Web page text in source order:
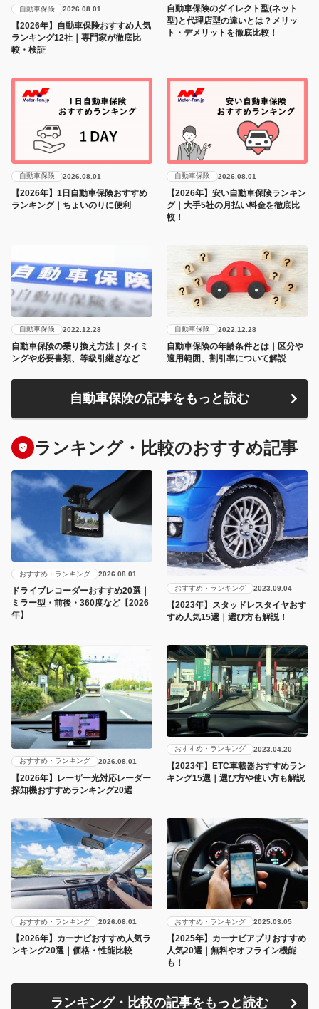
自動車保険 2026.08.01
【2026年】自動車保険おすすめ人気
ランキング12社｜専門家が徹底比
較・検証
自動車保険のダイレクト型(ネット
型)と代理店型の違いとは？メリッ
ト・デメリットを徹底比較！
自動車保険 2026.08.01
【2026年】1日自動車保険おすすめ
ランキング｜ちょいのりに便利
自動車保険 2026.08.01
【2026年】安い自動車保険ランキン
グ｜大手5社の月払い料金を徹底比
較！
自動車保険 2022.12.28
自動車保険の乗り換え方法｜タイミ
ングや必要書類、等級引継ぎなど
自動車保険 2022.12.28
自動車保険の年齢条件とは｜区分や
適用範囲、割引率について解説
自動車保険の記事をもっと読む
ランキング・比較のおすすめ記事
おすすめ・ランキング 2026.08.01
ドライブレコーダーおすすめ20選｜
ミラー型・前後・360度など【2026
年】
おすすめ・ランキング 2023.09.04
【2023年】スタッドレスタイヤおす
すめ人気15選｜選び方も解説！
おすすめ・ランキング 2026.08.01
【2026年】レーザー光対応レーダー
探知機おすすめランキング20選
おすすめ・ランキング 2023.04.20
【2023年】ETC車載器おすすめラン
キング15選｜選び方や使い方も解説
おすすめ・ランキング 2026.08.01
【2026年】カーナビおすすめ人気ラ
ンキング20選｜価格・性能比較
おすすめ・ランキング 2025.03.05
【2025年】カーナビアプリおすすめ
人気20選｜無料やオフライン機能
も！
ランキング・比較の記事をもっと読む